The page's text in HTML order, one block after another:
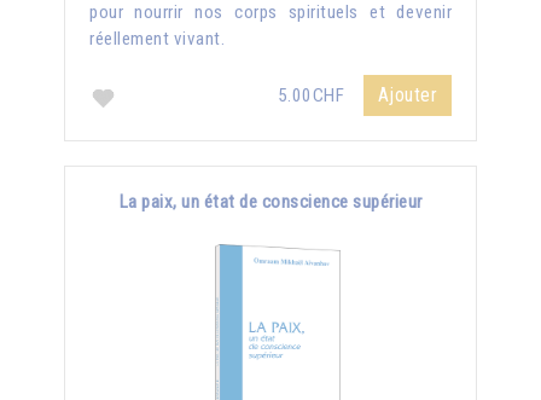
pour nourrir nos corps spirituels et devenir
réellement vivant.
5.00CHF Ajouter
La paix, un état de conscience supérieur